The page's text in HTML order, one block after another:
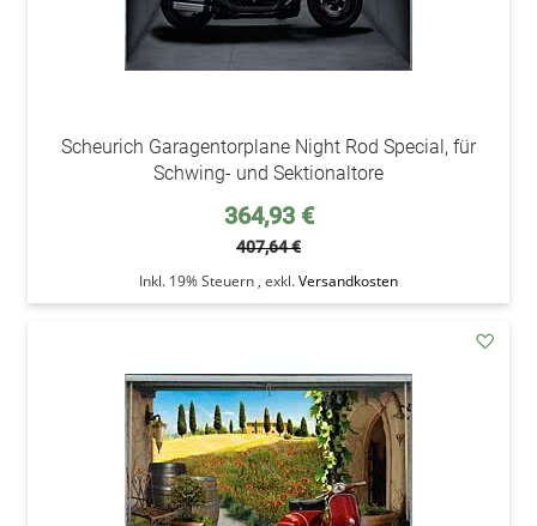
Scheurich Garagentorplane Night Rod Special, für
Schwing- und Sektionaltore
Sonderpreis
364,93 €
407,64 €
Inkl. 19% Steuern , exkl.Versandkosten